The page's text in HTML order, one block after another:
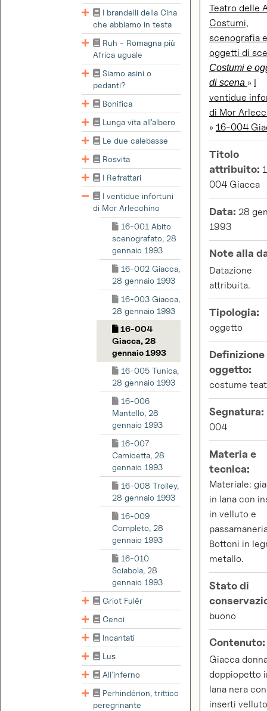
I brandelli della Cina
che abbiamo in testa
Ruh - Romagna più
Africa uguale
Siamo asini o
pedanti?
Bonifica
Lunga vita all'albero
Le due calebasse
Rosvita
I Refrattari
I ventidue infortuni
di Mor Arlecchino
16-001 Abito
scenografato, 28
gennaio 1993
16-002 Giacca,
28 gennaio 1993
16-003 Giacca,
28 gennaio 1993
16-004
Giacca, 28
gennaio 1993
16-005 Tunica,
28 gennaio 1993
16-006
Mantello, 28
gennaio 1993
16-007
Camicetta, 28
gennaio 1993
16-008 Trolley,
28 gennaio 1993
16-009
Completo, 28
gennaio 1993
16-010
Sciabola, 28
gennaio 1993
Griot Fulêr
Cenci
Incantati
Luṣ
All’inferno
Perhindérion, trittico
peregrinante
Teatro delle
Costumi,
scenografia e
oggetti di
Costumi e
di scena » I
ventidue
di Mor
» 16-004
Titolo
attribuito:
004 Giacca
Data: 28
1993
Note alla
Datazione
attribuita.
Tipologia:
oggetto
Definizione
oggetto:
costume
Segnatura:
004
Materia e
tecnica:
Materiale:
in lana con
in velluto e
Bottoni in
metallo.
Stato di
buono
Contenuto:
Giacca
doppiopetto
lana nera con
inserti